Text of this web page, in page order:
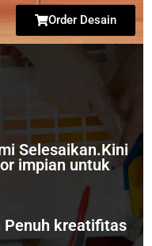
Order Desain
Selesaikan.Kini
impian untuk
Penuh kreatifitas